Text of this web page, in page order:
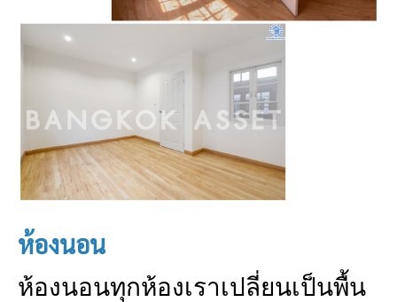
ห้องนอน
ห้องนอนทุกห้องเราเปลี่ยนเป็นพื้น